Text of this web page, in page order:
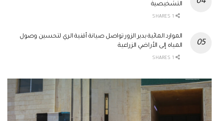
التشخيصية
الموارد المائية بدير الزور تواصل صيانة أقنية الري لتحسين وصول
المياه إلى الأراضي الزراعية